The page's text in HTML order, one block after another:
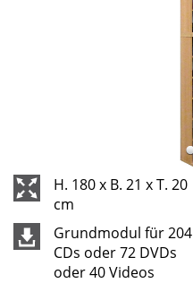
H. 180 x B. 21 x T. 20
cm
Grundmodul für 204
CDs oder 72 DVDs
oder 40 Videos